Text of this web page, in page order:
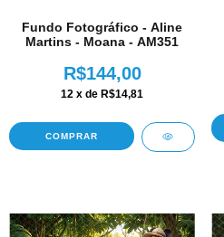
Fundo Fotográfico - Aline
Martins - Moana - AM351
R$144,00
12 x de R$14,81
COMPRAR